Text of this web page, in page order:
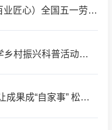
【海南新闻联播】（“五一”礼赞·百业匠心）全国五一劳动奖章获得者张家超：把论文写在产业一线 把成果留在百姓手中
【海南网络广播电视台】海南大学乡村振兴科普活动进校园 让机器人“走”近学生
【海口市融媒体中心】赋权赋能 让成果成“自家事” 松绑减负 让科研无“后顾忧”